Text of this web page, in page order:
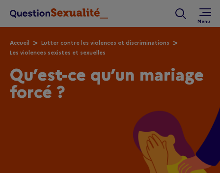
Accueil
Lutter contre les violences et discriminations
Les violences sexistes et sexuelles
Qu’est-ce qu’un mariage
forcé ?